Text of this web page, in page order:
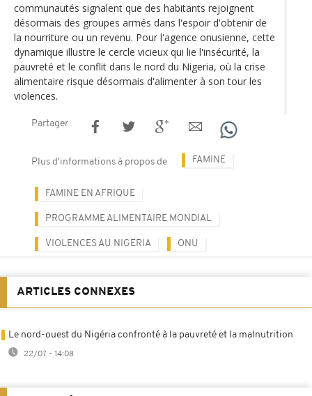
communautés signalent que des habitants rejoignent
désormais des groupes armés dans l'espoir d'obtenir de
la nourriture ou un revenu. Pour l'agence onusienne, cette
dynamique illustre le cercle vicieux qui lie l'insécurité, la
pauvreté et le conflit dans le nord du Nigeria, où la crise
alimentaire risque désormais d'alimenter à son tour les
violences.
Partager
Plus d'informations à propos de FAMINE
FAMINE EN AFRIQUE
PROGRAMME ALIMENTAIRE MONDIAL
VIOLENCES AU NIGERIA ONU
ARTICLES CONNEXES
Le nord-ouest du Nigéria confronté à la pauvreté et la malnutrition
22/07 - 14:08